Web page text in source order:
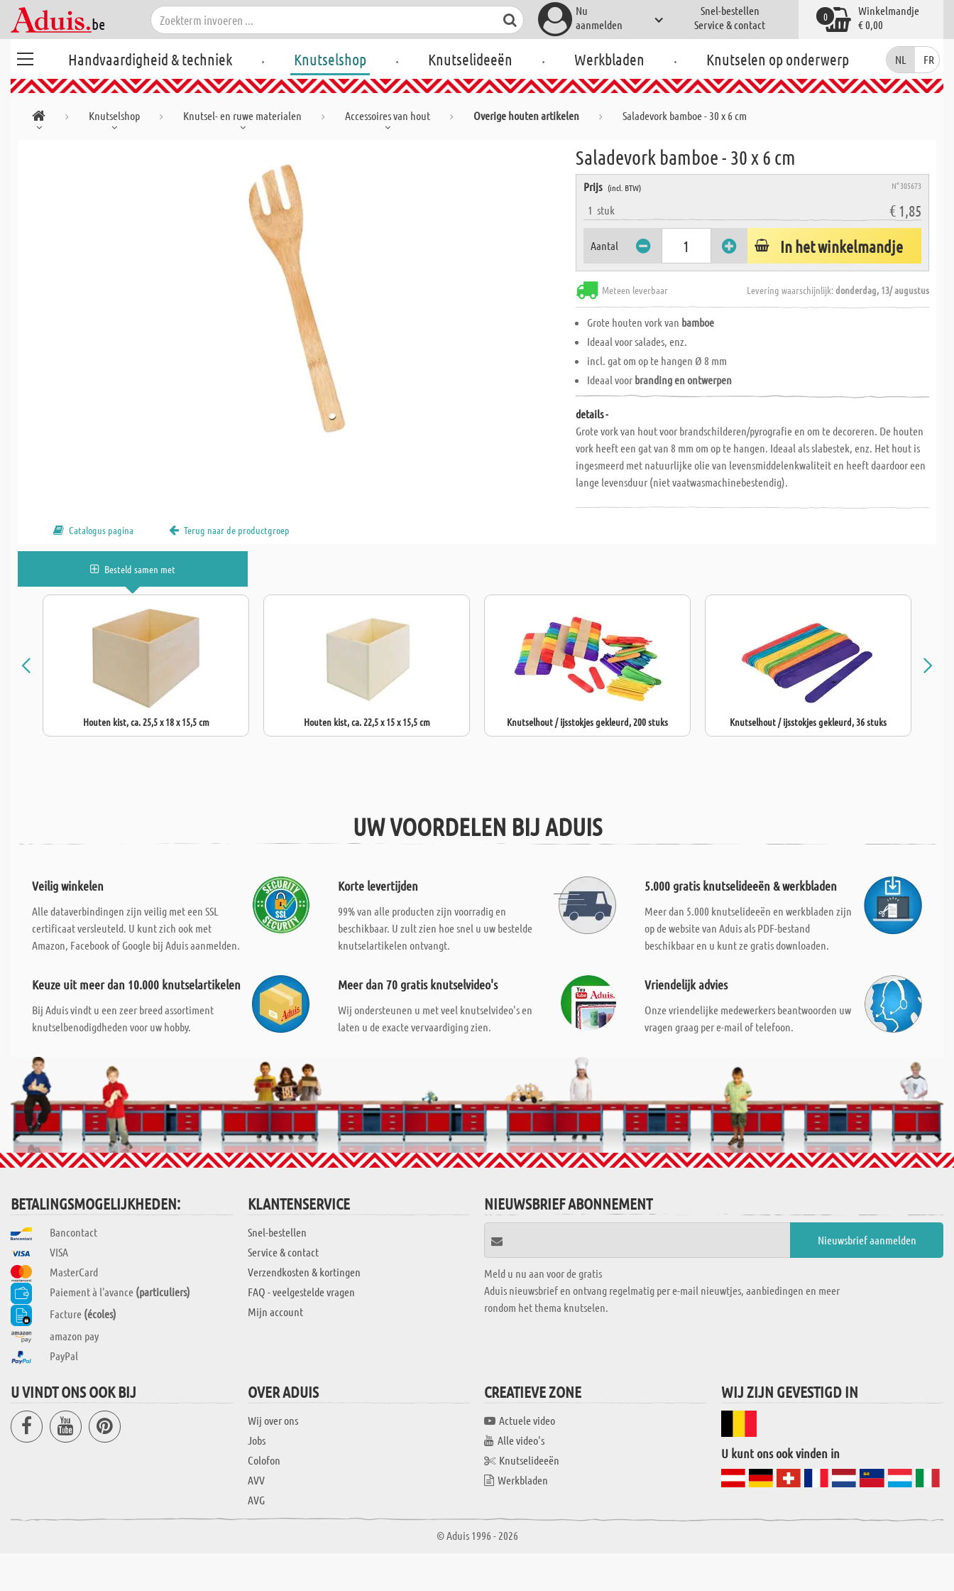
Nu
aanmelden
Snel-bestellen
Service & contact
Winkelmandje
€ 0,00
0
Handvaardigheid & techniek . Knutselshop . Knutselideeën . Werkbladen . Knutselen op onderwerp NL FR
Knutselshop Knutsel- en ruwe materialen Accessoires van hout Overige houten artikelen Saladevork bamboe - 30 x 6 cm
Saladevork bamboe - 30 x 6 cm
Prijs (incl. BTW) N° 305673
1stuk € 1,85
Aantal In het winkelmandje
Meteen leverbaar Levering waarschijnlijk:donderdag, 13/ augustus
Grote houten vork van bamboe
Ideaal voor salades, enz.
incl. gat om op te hangen Ø 8 mm
Ideaal voor branding en ontwerpen
details -
Grote vork van hout voor brandschilderen/pyrografie en om te decoreren. De houten
vork heeft een gat van 8 mm om op te hangen. Ideaal als slabestek, enz. Het hout is
ingesmeerd met natuurlijke olie van levensmiddelenkwaliteit en heeft daardoor een
lange levensduur (niet vaatwasmachinebestendig).
Catalogus pagina Terug naar de productgroep
Besteld samen met
Houten kist, ca. 25,5 x 18 x 15,5 cm Houten kist, ca. 22,5 x 15 x 15,5 cm Knutselhout / ijsstokjes gekleurd, 200 stuks Knutselhout / ijsstokjes gekleurd, 36 stuks
UW VOORDELEN BIJ ADUIS
Veilig winkelen
Alle dataverbindingen zijn veilig met een SSL
certificaat versleuteld. U kunt zich ook met
Amazon, Facebook of Google bij Aduis aanmelden.
Korte levertijden
99% van alle producten zijn voorradig en
beschikbaar. U zult zien hoe snel u uw bestelde
knutselartikelen ontvangt.
5.000 gratis knutselideeën & werkbladen
Meer dan 5.000 knutselideeën en werkbladen zijn
op de website van Aduis als PDF-bestand
beschikbaar en u kunt ze gratis downloaden.
Keuze uit meer dan 10.000 knutselartikelen
Bij Aduis vindt u een zeer breed assortiment
knutselbenodigdheden voor uw hobby.
Meer dan 70 gratis knutselvideo's
Wij ondersteunen u met veel knutselvideo's en
laten u de exacte vervaardiging zien.
Vriendelijk advies
Onze vriendelijke medewerkers beantwoorden uw
vragen graag per e-mail of telefoon.
BETALINGSMOGELIJKHEDEN:
Bancontact
VISA
MasterCard
Paiement à l'avance (particuliers)
Facture (écoles)
amazon pay
PayPal
KLANTENSERVICE
Snel-bestellen
Service & contact
Verzendkosten & kortingen
FAQ - veelgestelde vragen
Mijn account
NIEUWSBRIEF ABONNEMENT
Meld u nu aan voor de gratis
Aduis nieuwsbrief en ontvang regelmatig per e-mail nieuwtjes, aanbiedingen en meer
rondom het thema knutselen.
U VINDT ONS OOK BIJ OVER ADUIS
Wij over ons
Jobs
Colofon
AVV
AVG
CREATIEVE ZONE
Actuele video
Alle video's
Knutselideeën
Werkbladen
WIJ ZIJN GEVESTIGD IN
U kunt ons ook vinden in
© Aduis 1996 - 2026